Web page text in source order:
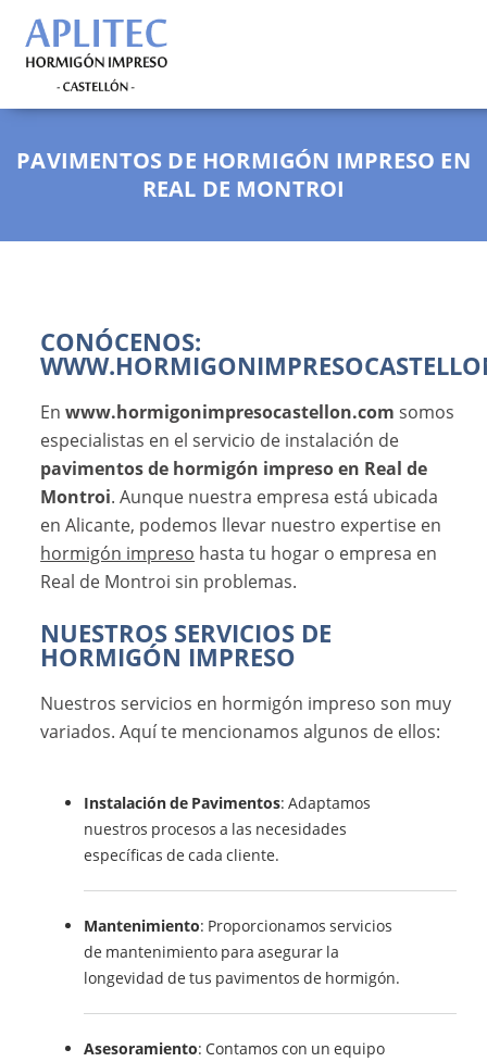
PAVIMENTOS DE HORMIGÓN IMPRESO EN
REAL DE MONTROI
CONÓCENOS:
Enwww.hormigonimpresocastellon.com somos
especialistas en el servicio de instalación de
pavimentos de hormigón impreso en Real de
Montroi. Aunque nuestra empresa está ubicada
en Alicante, podemos llevar nuestro expertise en
hormigón impreso hasta tu hogar o empresa en
Real de Montroi sin problemas.
NUESTROS SERVICIOS DE
HORMIGÓN IMPRESO
Nuestros servicios en hormigón impreso son muy
variados. Aquí te mencionamos algunos de ellos:
Instalación de Pavimentos: Adaptamos
nuestros procesos a las necesidades
específicas de cada cliente.
Mantenimiento: Proporcionamos servicios
de mantenimiento para asegurar la
longevidad de tus pavimentos de hormigón.
Asesoramiento: Contamos con un equipo